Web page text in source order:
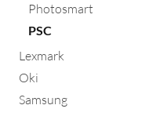
Photosmart
PSC
Lexmark
Oki
Samsung